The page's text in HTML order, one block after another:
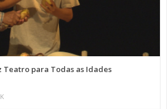
Teatro para Todas as Idades